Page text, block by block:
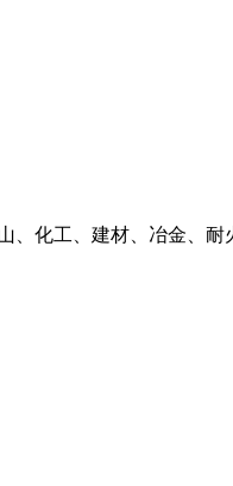
化工、建材、冶金、